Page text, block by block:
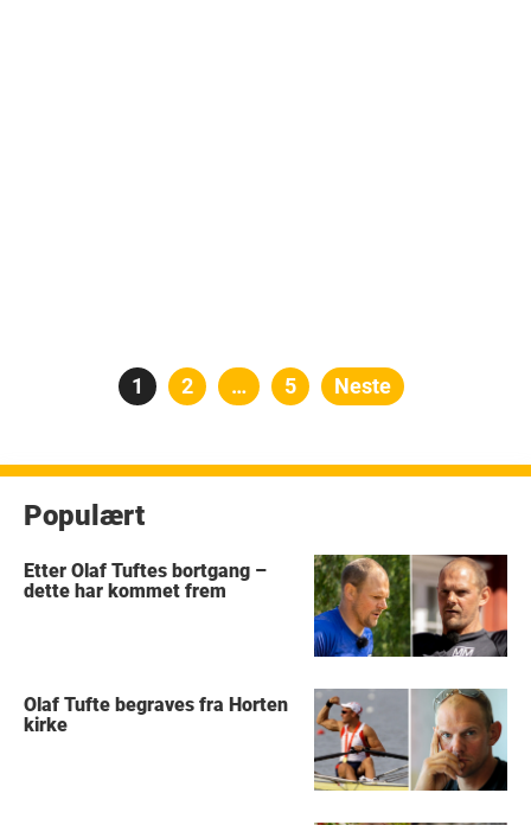
Posts
Side
1 Side
2 … Side
5 Neste
Populært
Etter Olaf Tuftes bortgang –
dette har kommet frem
Olaf Tufte begraves fra Horten
kirke